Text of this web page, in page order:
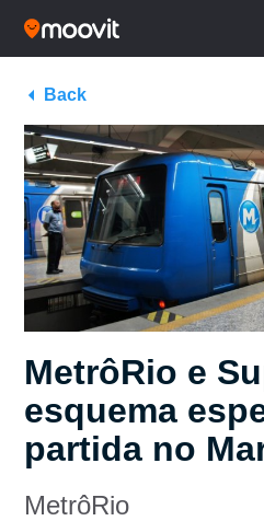
Back
MetrôRio e
esquema
partida no
MetrôRio